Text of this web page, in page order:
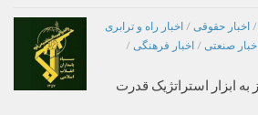
/ اخبار حقوقی / اخبار راه و ترابری
اخبار صنعتی / اخبار فرهنگی /
ابزار استراتژیک قدرت